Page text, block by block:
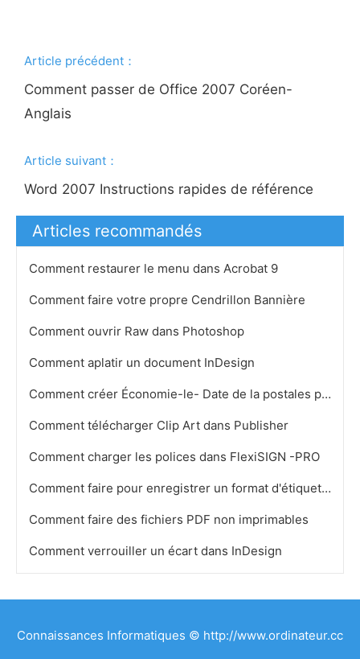
Article précédent：
Comment passer de Office 2007 Coréen-
Anglais
Article suivant：
Word 2007 Instructions rapides de référence
Articles recommandés
Comment restaurer le menu dans Acrobat 9
Comment faire votre propre Cendrillon Bannière
Comment ouvrir Raw dans Photoshop
Comment aplatir un document InDesign
Comment créer Économie-le- Date de la postales pour Free
Comment télécharger Clip Art dans Publisher
Comment charger les polices dans FlexiSIGN -PRO
Comment faire pour enregistrer un format d'étiquette dans MS Publisher
Comment faire des fichiers PDF non imprimables
Comment verrouiller un écart dans InDesign
Connaissances Informatiques © http://www.ordinateur.cc